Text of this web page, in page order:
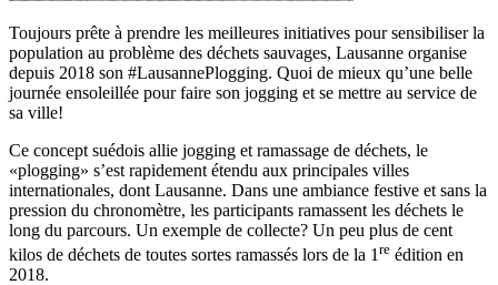
Toujours prête à prendre les meilleures initiatives pour sensibiliser la
population au problème des déchets sauvages, Lausanne organise
depuis 2018 son #LausannePlogging. Quoi de mieux qu’une belle
journée ensoleillée pour faire son jogging et se mettre au service de
sa ville!
Ce concept suédois allie jogging et ramassage de déchets, le
«plogging» s’est rapidement étendu aux principales villes
internationales, dont Lausanne. Dans une ambiance festive et sans la
pression du chronomètre, les participants ramassent les déchets le
long du parcours. Un exemple de collecte? Un peu plus de cent
kilos de déchets de toutes sortes ramassés lors de la 1 re édition en
2018.